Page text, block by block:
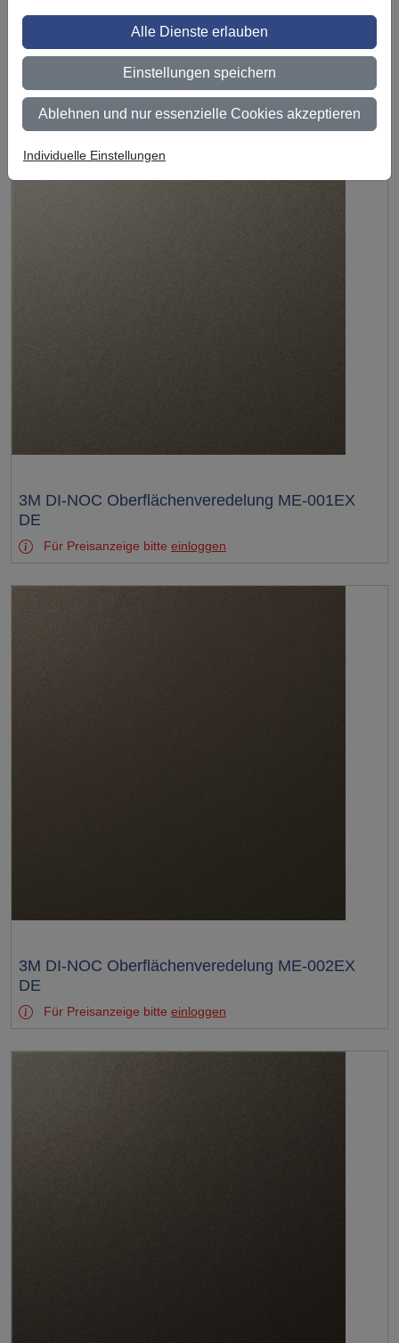
Test
3M DI-NOC Oberflächenveredelung VM-1692
Für Preisanzeige bitteeinloggen
Test
3M DI-NOC Oberflächenveredelung ME-001EX
DE
Für Preisanzeige bitte einloggen
Test
3M DI-NOC Oberflächenveredelung ME-002EX
DE
Für Preisanzeige bitte einloggen
Alle Dienste erlauben
Einstellungen speichern
Ablehnen und nur essenzielle Cookies akzeptieren
Individuelle Einstellungen